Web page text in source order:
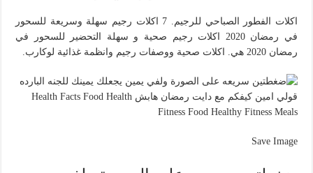
اكلات الفطور الصباحي للرجيم. 7 اكلات رجيم سهلة وسريعة للسحور
في رمضان 2020 اكلات رجيم صحية و سهلة التحضير للسحور في
رمضان 2020 هي. اكلات صحية ووصفات رجيم وانظمة غذائية لوكارب.
Save Image